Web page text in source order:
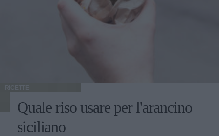
RICETTE
Quale riso usare per l'arancino
siciliano